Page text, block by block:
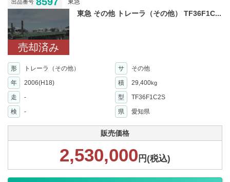
出品番号
売却済み
東急 その他 トレーラ（その他） TF36F1C...
形 トレーラ（その他） サ
その他
年
2006(H18) 積 29,400kg
走 - 型
TF36F1C2S
検
- 県 愛知県
販売価格
2,530,000 円(税込)